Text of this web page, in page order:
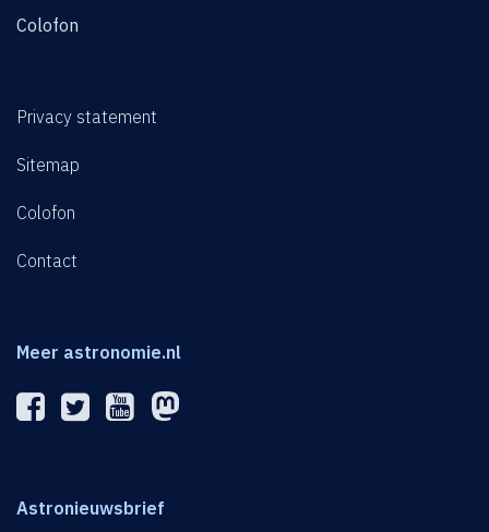
Colofon
Privacy statement
Sitemap
Colofon
Contact
Meer astronomie.nl
Astronieuwsbrief